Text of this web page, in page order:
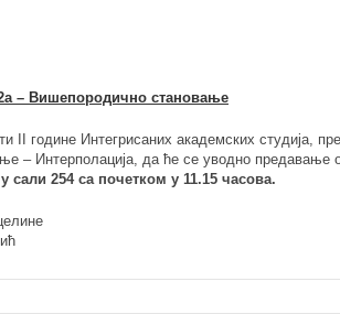
– Вишепородично становање
II године Интегрисаних академских студија,
– Интерполација, да ће се уводно предавање
сали 254 са почетком у 11.15 часова.